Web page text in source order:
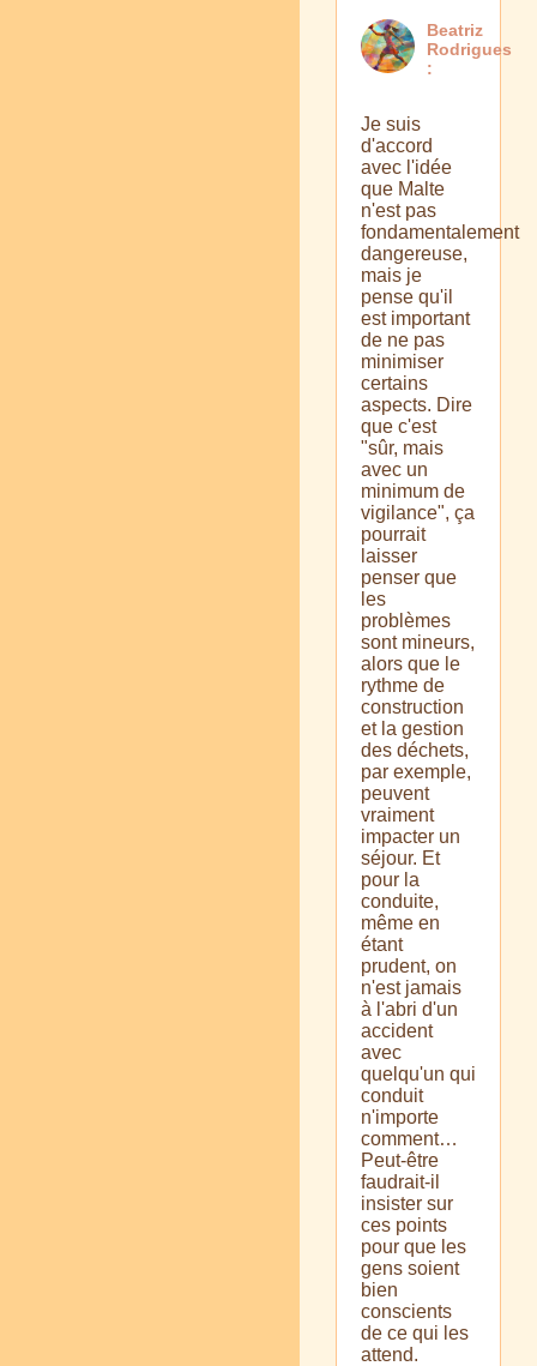
Beatriz
Rodrigues
:
Je suis
d'accord
avec l'idée
que Malte
n'est pas
fondamentalement
dangereuse,
mais je
pense qu'il
est important
de ne pas
minimiser
certains
aspects. Dire
que c'est
"sûr, mais
avec un
minimum de
vigilance", ça
pourrait
laisser
penser que
les
problèmes
sont mineurs,
alors que le
rythme de
construction
et la gestion
des déchets,
par exemple,
peuvent
vraiment
impacter un
séjour. Et
pour la
conduite,
même en
étant
prudent, on
n'est jamais
à l'abri d'un
accident
avec
quelqu'un qui
conduit
n'importe
comment…
Peut-être
faudrait-il
insister sur
ces points
pour que les
gens soient
bien
conscients
de ce qui les
attend.